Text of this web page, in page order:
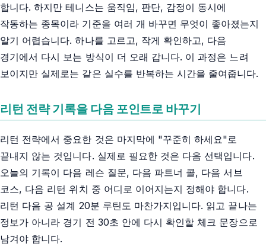
합니다. 하지만 테니스는 움직임, 판단, 감정이 동시에
작동하는 종목이라 기준을 여러 개 바꾸면 무엇이 좋아졌는지
알기 어렵습니다. 하나를 고르고, 작게 확인하고, 다음
경기에서 다시 보는 방식이 더 오래 갑니다. 이 과정은 느려
보이지만 실제로는 같은 실수를 반복하는 시간을 줄여줍니다.
리턴 전략 기록을 다음 포인트로 바꾸기
리턴 전략에서 중요한 것은 마지막에 "꾸준히 하세요"로
끝내지 않는 것입니다. 실제로 필요한 것은 다음 선택입니다.
오늘의 기록이 다음 레슨 질문, 다음 파트너 콜, 다음 서브
코스, 다음 리턴 위치 중 어디로 이어지는지 정해야 합니다.
리턴 다음 공 설계 20분 루틴도 마찬가지입니다. 읽고 끝나는
정보가 아니라 경기 전 30초 안에 다시 확인할 체크 문장으로
남겨야 합니다.